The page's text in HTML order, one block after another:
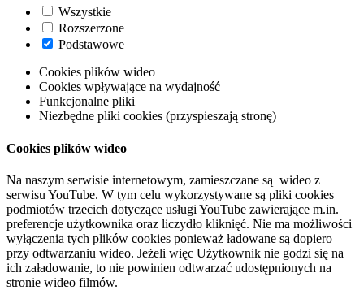
Wszystkie
Rozszerzone
Podstawowe
Cookies plików wideo
Cookies wpływające na wydajność
Funkcjonalne pliki
Niezbędne pliki cookies (przyspieszają stronę)
Cookies plików wideo
Na naszym serwisie internetowym, zamieszczane są wideo z
serwisu YouTube. W tym celu wykorzystywane są pliki cookies
podmiotów trzecich dotyczące usługi YouTube zawierające m.in.
preferencje użytkownika oraz liczydło kliknięć. Nie ma możliwości
wyłączenia tych plików cookies ponieważ ładowane są dopiero
przy odtwarzaniu wideo. Jeżeli więc Użytkownik nie godzi się na
ich załadowanie, to nie powinien odtwarzać udostępnionych na
stronie wideo filmów.